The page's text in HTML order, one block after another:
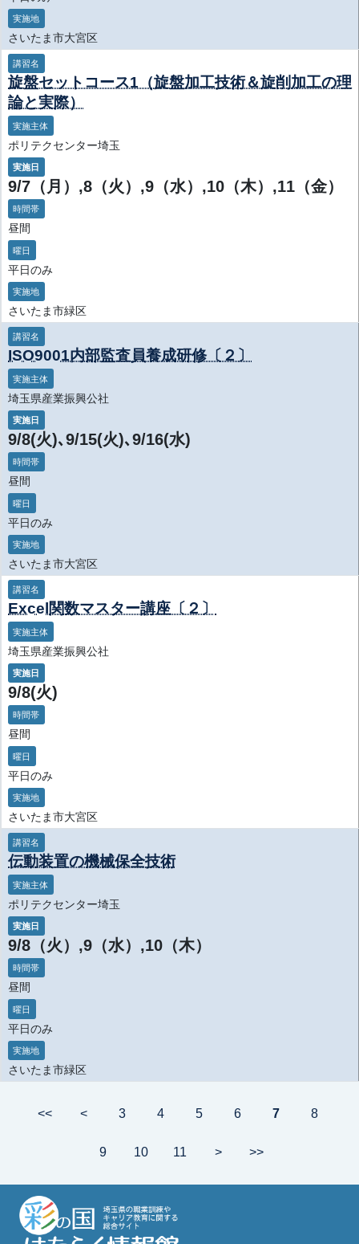
実施地
さいたま市大宮区
講習名
旋盤セットコース1（旋盤加工技術＆旋削加工の理
論と実際）
実施主体
ポリテクセンター埼玉
実施日
9/7（月）,8（火）,9（水）,10（木）,11（金）
時間帯
昼間
曜日
平日のみ
実施地
さいたま市緑区
講習名
ISO9001内部監査員養成研修〔２〕
実施主体
埼玉県産業振興公社
実施日
9/8(火)､9/15(火)､9/16(水)
時間帯
昼間
曜日
平日のみ
実施地
さいたま市大宮区
講習名
Excel関数マスター講座〔２〕
実施主体
埼玉県産業振興公社
実施日
9/8(火)
時間帯
昼間
曜日
平日のみ
実施地
さいたま市大宮区
講習名
伝動装置の機械保全技術
実施主体
ポリテクセンター埼玉
実施日
9/8（火）,9（水）,10（木）
時間帯
昼間
曜日
平日のみ
実施地
さいたま市緑区
<< < 3 4 5 6 7 8
9 10 11 > >>